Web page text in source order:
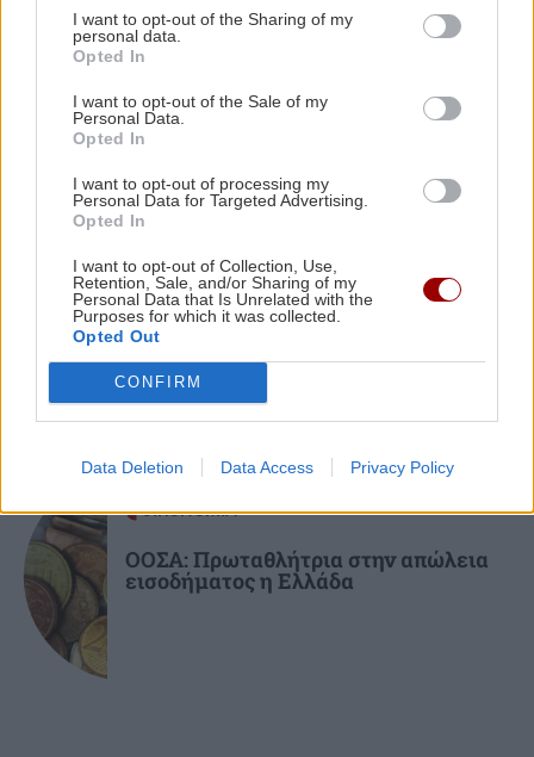
I want to opt-out of the Sharing of my
personal data.
Opted In
I want to opt-out of the Sale of my
Personal Data.
Opted In
I want to opt-out of processing my
Personal Data for Targeted Advertising.
Opted In
I want to opt-out of Collection, Use,
Retention, Sale, and/or Sharing of my
Personal Data that Is Unrelated with the
Purposes for which it was collected.
Opted Out
CONFIRM
Data Deletion Data Access Privacy Policy
Η Δανάη Μπάρκα δέχτηκε σχόλιο ότι έχει
κάνει πλαστική επέμβαση
ΠΟΛΙΤΙΚΗ
«μπλόκο» του Αρείου Πάγου στην ανάσυρση
του φακέλου
18:42
ΕΛΛΑΔΑ
Σέρρες: «Τα έχασα όλα σε μια στιγμή» –
Ραγίζει καρδιές ο σύζυγος και πατέρας των
θυμάτων του τροχαίου (Βίντεο)
ΚΡΗΤΗ
Κρήτη: Σοβαρή καταγγελία -
για ανήλικη
ΚΡΗΤΗ
Ηράκλειο: Συνεχίζονται οι
ασφαλτοστρώσεις σε Ικάρου και
Νάθενα – Σε εξέλιξη τα έργα στα
Καμίνια
ΟΙΚΟΝΟΜΙΑ
ΟΟΣΑ: Πρωταθλήτρια στην απώλεια
εισοδήματος η Ελλάδα